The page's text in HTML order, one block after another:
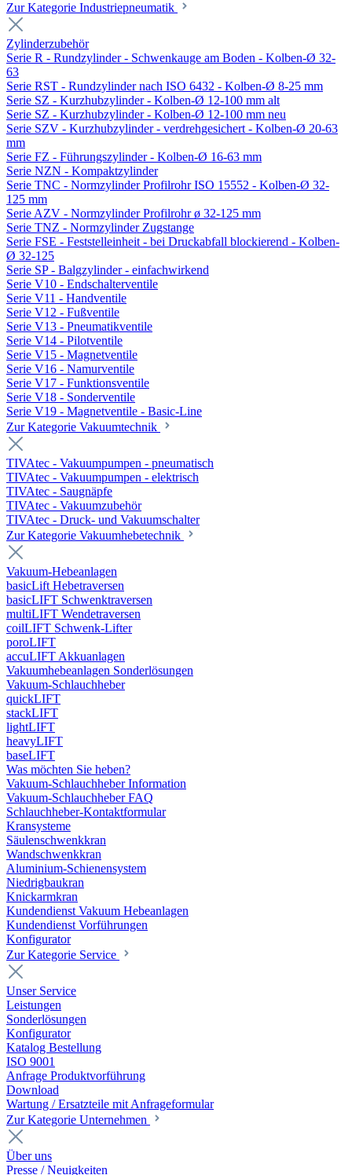
Zur Kategorie Industriepneumatik
Zylinderzubehör
Serie R - Rundzylinder - Schwenkauge am Boden - Kolben-Ø 32-
63
Serie RST - Rundzylinder nach ISO 6432 - Kolben-Ø 8-25 mm
Serie SZ - Kurzhubzylinder - Kolben-Ø 12-100 mm alt
Serie SZ - Kurzhubzylinder - Kolben-Ø 12-100 mm neu
Serie SZV - Kurzhubzylinder - verdrehgesichert - Kolben-Ø 20-63
mm
Serie FZ - Führungszylinder - Kolben-Ø 16-63 mm
Serie NZN - Kompaktzylinder
Serie TNC - Normzylinder Profilrohr ISO 15552 - Kolben-Ø 32-
125 mm
Serie AZV - Normzylinder Profilrohr ø 32-125 mm
Serie TNZ - Normzylinder Zugstange
Serie FSE - Feststelleinheit - bei Druckabfall blockierend - Kolben-
Ø 32-125
Serie SP - Balgzylinder - einfachwirkend
Serie V10 - Endschalterventile
Serie V11 - Handventile
Serie V12 - Fußventile
Serie V13 - Pneumatikventile
Serie V14 - Pilotventile
Serie V15 - Magnetventile
Serie V16 - Namurventile
Serie V17 - Funktionsventile
Serie V18 - Sonderventile
Serie V19 - Magnetventile - Basic-Line
Zur Kategorie Vakuumtechnik
TIVAtec - Vakuumpumpen - pneumatisch
TIVAtec - Vakuumpumpen - elektrisch
TIVAtec - Saugnäpfe
TIVAtec - Vakuumzubehör
TIVAtec - Druck- und Vakuumschalter
Zur Kategorie Vakuumhebetechnik
Vakuum-Hebeanlagen
basicLift Hebetraversen
basicLIFT Schwenktraversen
multiLIFT Wendetraversen
coilLIFT Schwenk-Lifter
poroLIFT
accuLIFT Akkuanlagen
Vakuumhebeanlagen Sonderlösungen
Vakuum-Schlauchheber
quickLIFT
stackLIFT
lightLIFT
heavyLIFT
baseLIFT
Was möchten Sie heben?
Vakuum-Schlauchheber Information
Vakuum-Schlauchheber FAQ
Schlauchheber-Kontaktformular
Kransysteme
Säulenschwenkkran
Wandschwenkkran
Aluminium-Schienensystem
Niedrigbaukran
Knickarmkran
Kundendienst Vakuum Hebeanlagen
Kundendienst Vorführungen
Konfigurator
Zur Kategorie Service
Unser Service
Leistungen
Sonderlösungen
Konfigurator
Katalog Bestellung
ISO 9001
Anfrage Produktvorführung
Download
Wartung / Ersatzteile mit Anfrageformular
Zur Kategorie Unternehmen
Über uns
Presse / Neuigkeiten